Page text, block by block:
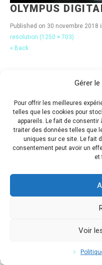
Gérer
Pour offrir les meilleures
telles que les cookies pour
appareils. Le fait de
traiter des données telles que
uniques sur ce site. Le fait
consentement peut avoir un
et
Voir
OLYMPUS
Published on 30 novembre 2018
resolution (1250 × 703)
« Back
Copyright © 2017